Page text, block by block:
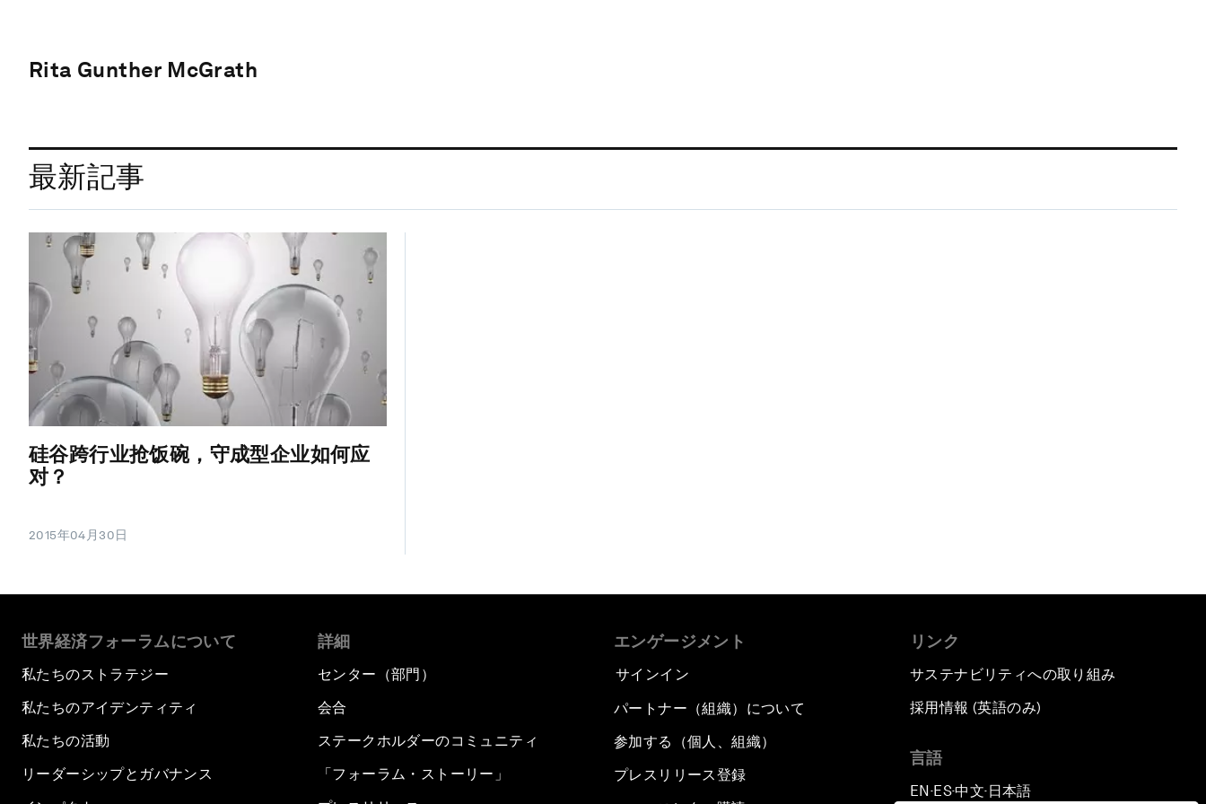
Rita Gunther McGrath
最新記事
硅谷跨行业抢饭碗，守成型企业如何应
对？
2015年04月30日
世界経済フォーラムについて
私たちのストラテジー
私たちのアイデンティティ
私たちの活動
リーダーシップとガバナンス
詳細
センター（部門）
会合
ステークホルダーのコミュニティ
「フォーラム・ストーリー」
エンゲージメント
サインイン
パートナー（組織）について
参加する（個人、組織）
プレスリリース登録
リンク
サステナビリティへの取り組み
採用情報 (英語のみ)
言語
EN ▪ES▪中文▪ 日本語